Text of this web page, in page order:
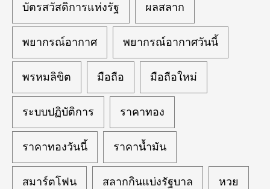
บัตรสวัสดิการแห่งรัฐ ผลสลาก
พยากรณ์อากาศ พยากรณ์อากาศวันนี้
พรหมลิขิต มือถือ มือถือใหม่
ระบบปฏิบัติการ ราคาทอง
ราคาทองวันนี้ ราคาน้ำมัน
สมาร์ตโฟน สลากกินแบ่งรัฐบาล หวย